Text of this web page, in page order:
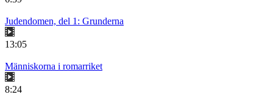
Judendomen, del 1: Grunderna
13:05
Människorna i romarriket
8:24